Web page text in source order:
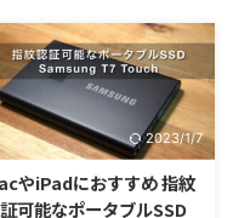
2023/1/7
やiPadにおすすめ 指紋
可能なポータブルSSD